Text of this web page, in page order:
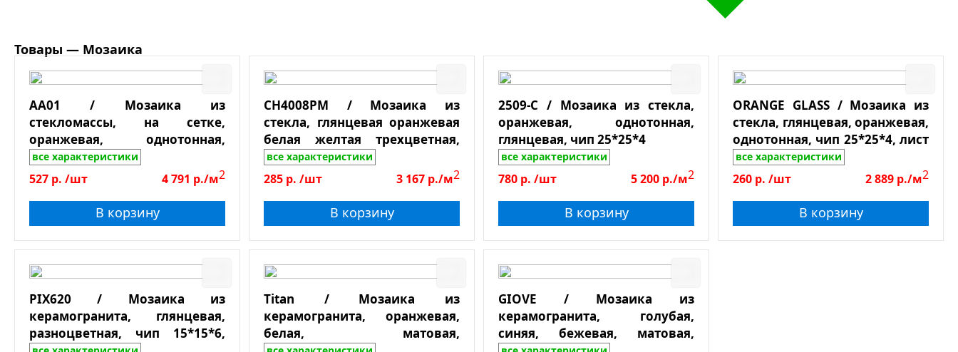
Сиреневый
Коричневый
Розовый
Малахитовый
Однотонный
Дерево
Оникс
Металл
Размер чипа
Применение
Ванная
Душевая
На стены, колоны
Кухня
Столешницы
Для улицы
Тип камня
Товары — Мозаика
AA01 / Мозаика из
стекломассы, на сетке,
оранжевая, однотонная,
матовая, чип 20*20*4, лист
327*327
все характеристики
527 р. /шт 4 791 р./м2
В корзину
CH4008PM / Мозаика из
стекла, глянцевая оранжевая
белая желтая трехцветная,
чип 25*25*4
все характеристики
285 р. /шт 3 167 р./м2
В корзину
2509-C / Мозаика из стекла,
оранжевая, однотонная,
глянцевая, чип 25*25*4
все характеристики
780 р. /шт 5 200 р./м2
В корзину
ORANGE GLASS / Мозаика из
стекла, глянцевая, оранжевая,
однотонная, чип 25*25*4, лист
300*300
все характеристики
260 р. /шт 2 889 р./м2
В корзину
PIX620 / Мозаика из
керамогранита, глянцевая,
разноцветная, чип 15*15*6,
Titan / Мозаика из
керамогранита, оранжевая,
белая, матовая,
GIOVE / Мозаика из
керамогранита, голубая,
синяя, бежевая, матовая,